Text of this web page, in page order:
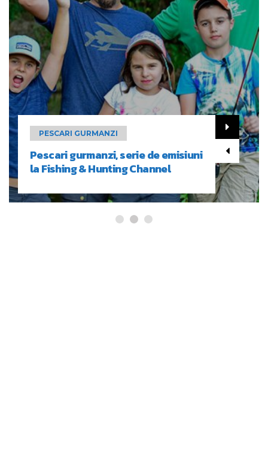
PESCARI GURMANZI
Pescari gurmanzi, serie de emisiuni
la Fishing & Hunting Channel